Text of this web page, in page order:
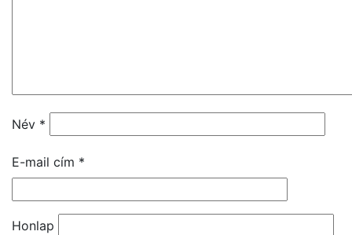
Név *
E-mail cím *
Honlap